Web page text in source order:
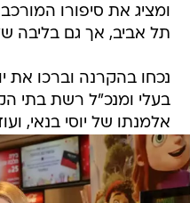
ומציג את סיפורו
תל אביב, אך גם בליבה
נכחו בהקרנה וברכו את
בעלי ומנכ"ל רשת בתי
אלמנתו של יוסי בנאי,